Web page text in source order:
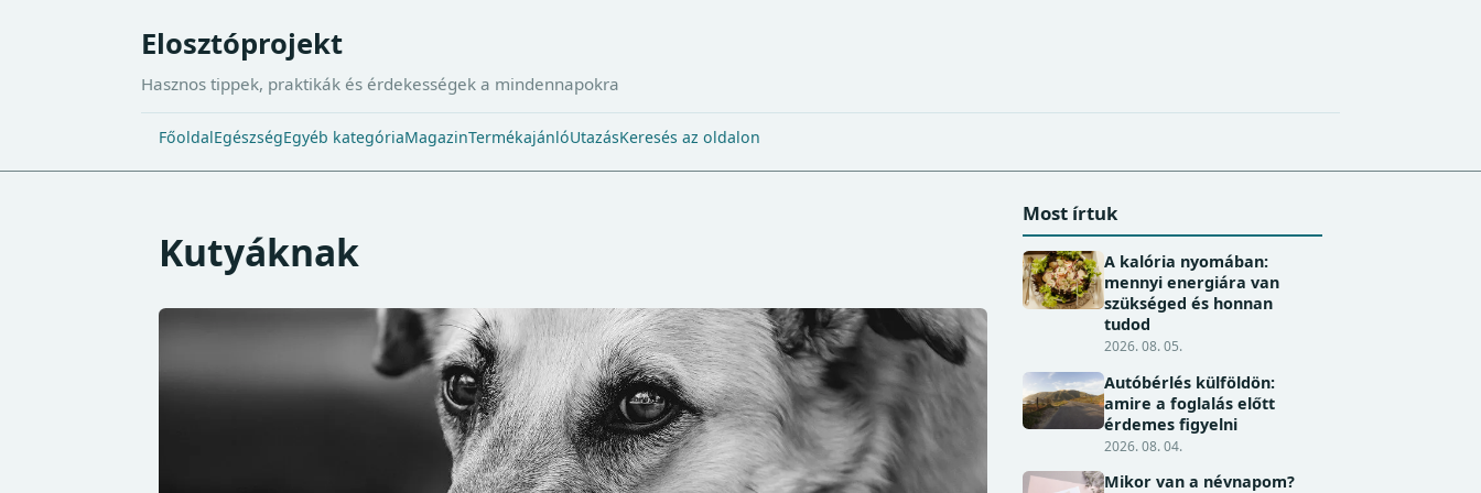
Elosztóprojekt
Hasznos tippek, praktikák és érdekességek a mindennapokra
FőoldalEgészségEgyéb kategóriaMagazinTermékajánlóUtazásKeresés az oldalon
Kutyáknak
Most írtuk
A kalória nyomában:
mennyi energiára van
szükséged és honnan
tudod
2026. 08. 05.
Autóbérlés külföldön:
amire a foglalás előtt
érdemes figyelni
2026. 08. 04.
Mikor van a névnapom?